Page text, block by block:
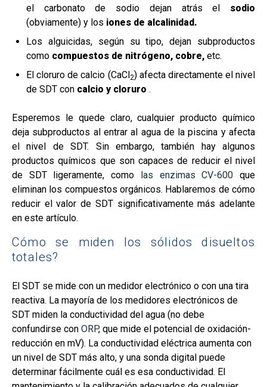
el carbonato de sodio dejan atrás el sodio
(obviamente) y los iones de alcalinidad.
Los alguicidas, según su tipo, dejan subproductos
como compuestos de nitrógeno, cobre, etc.
El cloruro de calcio (CaCl 2) afecta directamente el nivel
de SDT con calcio y cloruro .
Esperemos le quede claro, cualquier producto químico
deja subproductos al entrar al agua de la piscina y afecta
el nivel de SDT. Sin embargo, también hay algunos
productos químicos que son capaces de reducir el nivel
de SDT ligeramente, como
las enzimas CV-600 que
eliminan los compuestos orgánicos. Hablaremos de cómo
reducir el valor de SDT significativamente más adelante
en este artículo.
Cómo se miden los sólidos disueltos
totales?
El SDT se mide con un medidor electrónico o con una tira
reactiva. La mayoría de los medidores electrónicos de
SDT miden la conductividad del agua (no debe
confundirse con ORP, que mide el potencial de oxidación-
reducción en mV). La conductividad eléctrica aumenta con
un nivel de SDT más alto, y una sonda digital puede
determinar fácilmente cuál es esa conductividad. El